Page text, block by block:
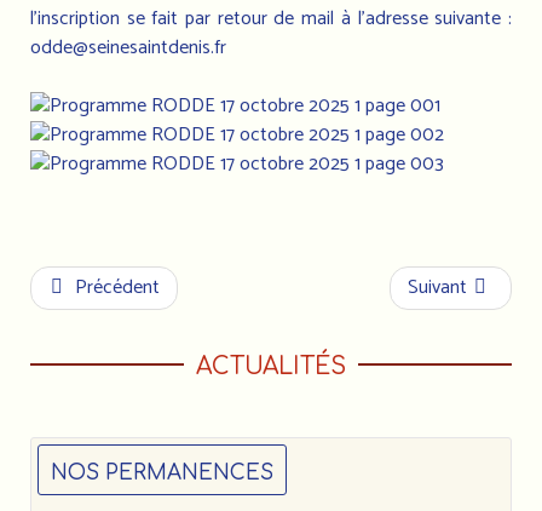
l'inscription se fait par retour de mail à l'adresse suivante :
odde@seinesaintdenis.fr
Précédent Suivant
ACTUALITÉS
NOS PERMANENCES